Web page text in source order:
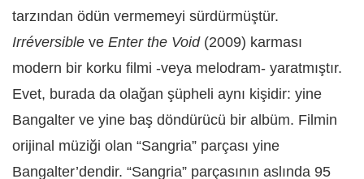
tarzından ödün vermemeyi sürdürmüştür.
Irréversible ve Enter the Void(2009) karması
modern bir korku filmi -veya melodram- yaratmıştır.
Evet, burada da olağan şüpheli aynı kişidir: yine
Bangalter ve yine baş döndürücü bir albüm. Filmin
orijinal müziği olan “Sangria” parçası yine
Bangalter’dendir. “Sangria” parçasının aslında 95